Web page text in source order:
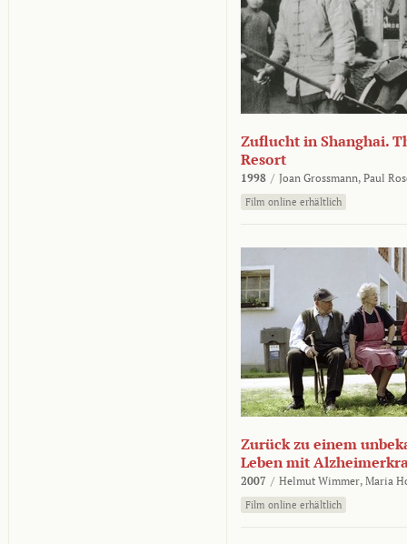
Zuflucht in Shanghai.
Resort
1998 / Joan Grossmann, Paul
Film online erhältlich
Zurück zu einem
Leben mit
2007 / Helmut Wimmer, Maria
Film online erhältlich